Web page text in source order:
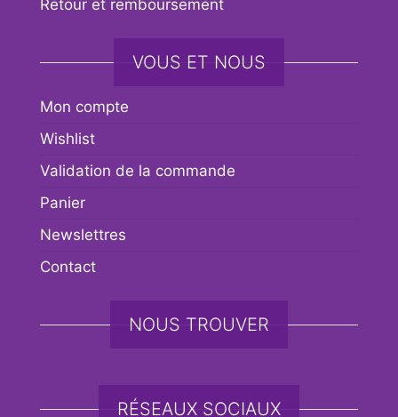
Retour et remboursement
VOUS ET NOUS
Mon compte
Wishlist
Validation de la commande
Panier
Newslettres
Contact
NOUS TROUVER
RÉSEAUX SOCIAUX